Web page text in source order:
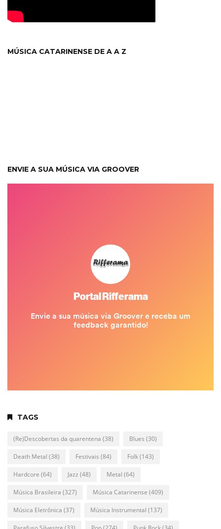
MÚSICA CATARINENSE DE A A Z
ENVIE A SUA MÚSICA VIA GROOVER
TAGS
(Re)Descobertas da quarentena (38) Blues (30)
Death Metal (38) Festivais (84) Folk(143)
Hardcore (64) Jazz (48) Metal (64)
Música Brasileira (327) Música Catarinense (409)
Música Eletrônica (37) Música Instrumental (137)